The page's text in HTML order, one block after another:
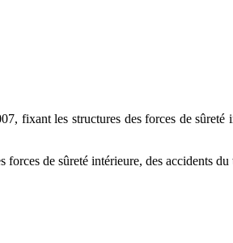
fixant les structures des forces de sûreté
de sûreté intérieure, des accidents